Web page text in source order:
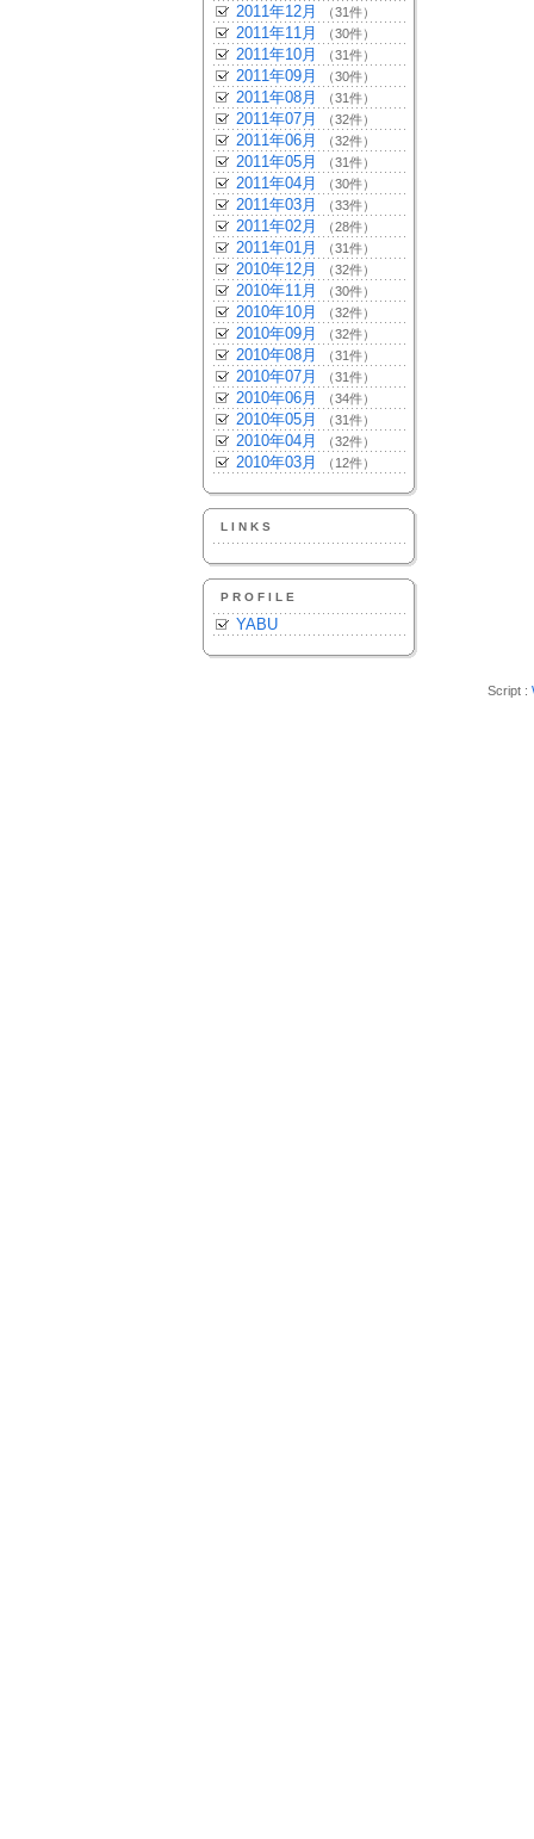
2011年12月 （31件）
2011年11月 （30件）
2011年10月 （31件）
2011年09月 （30件）
2011年08月 （31件）
2011年07月 （32件）
2011年06月 （32件）
2011年05月 （31件）
2011年04月 （30件）
2011年03月 （33件）
2011年02月 （28件）
2011年01月 （31件）
2010年12月 （32件）
2010年11月 （30件）
2010年10月 （32件）
2010年09月 （32件）
2010年08月 （31件）
2010年07月 （31件）
2010年06月 （34件）
2010年05月 （31件）
2010年04月 （32件）
2010年03月 （12件）
LINKS
PROFILE
YABU
Script :